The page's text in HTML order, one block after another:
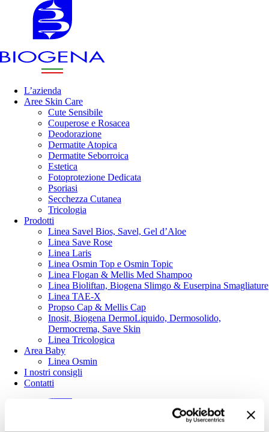
L’azienda
Aree Skin Care
Cute Sensibile
Couperose e Rosacea
Deodorazione
Dermatite Atopica
Dermatite Seborroica
Estetica
Fotoprotezione Dedicata
Psoriasi
Secchezza Cutanea
Tricologia
Prodotti
Linea Savel Bios, Savel, Gel d’Aloe
Linea Save Rose
Linea Laris
Linea Osmin Top e Osmin Topic
Linea Flogan & Mellis Med Shampoo
Linea Bioliftan, Biogena Slimgo & Euserpina Smagliature
Linea TAE-X
Propso Cap & Mellis Cap
Inosit, Biogena DermoLiquido, Dermosolido,
Dermocrema, Save Skin
Linea Tricologica
Area Baby
Linea Osmin
I nostri consigli
Contatti